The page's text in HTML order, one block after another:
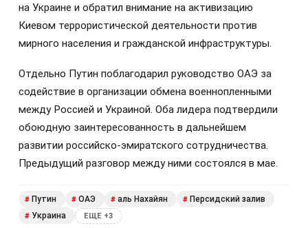
на Украине и обратил внимание на активизацию
Киевом террористической деятельности против
мирного населения и гражданской инфраструктуры.
Отдельно Путин поблагодарил руководство ОАЭ за
содействие в организации обмена военнопленными
между Россией и Украиной. Оба лидера подтвердили
обоюдную заинтересованность в дальнейшем
развитии российско-эмиратского сотрудничества.
Предыдущий разговор между ними состоялся в мае.
# Путин # ОАЭ # аль Нахайян # Персидский залив
# Украина ЕЩЕ +3